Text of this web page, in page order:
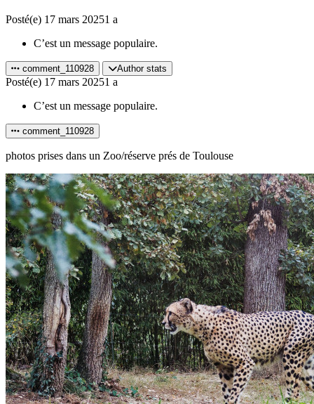
Posté(e) 17 mars 20251 a
C’est un message populaire.
comment_110928 Author stats
Posté(e) 17 mars 20251 a
C’est un message populaire.
comment_110928
photos prises dans un Zoo/réserve prés de Toulouse